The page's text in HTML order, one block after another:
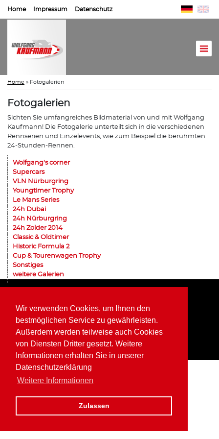
Wir verwenden Cookies, um Ihnen den
bestmöglichen Service zu gewährleisten.
Außerdem werden teilweise auch Cookies
von Diensten Dritter gesetzt. Weitere
Informationen erhalten Sie in unserer
Datenschutzerklärung
Weitere Informationen
Zulassen
Home Impressum Datenschutz
Home » Fotogalerien
Fotogalerien
Sichten Sie umfangreiches Bildmaterial von und mit Wolfgang
Kaufmann! Die Fotogalerie unterteilt sich in die verschiedenen
Rennserien und Einzelevents, wie zum Beispiel die berühmten
24-Stunden-Rennen.
Wolfgang's corner
Supercars
VLN Nürburgring
Youngtimer Trophy
Le Mans Series
24h Dubai
24h Nürburgring
24h Zolder 2014
Classic & Oldtimer
Historic Formula 2
Cup & Tourenwagen Trophy
Sonstiges
weitere Galerien